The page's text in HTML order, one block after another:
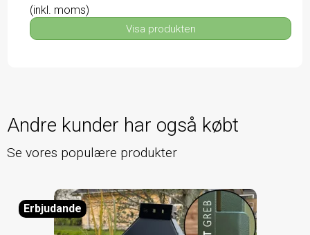
(inkl. moms)
Visa produkten
Andre kunder har også købt
Se vores populære produkter
Erbjudande